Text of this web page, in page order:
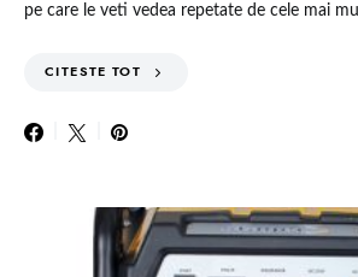
pe care le veti vedea repetate de cele mai
CITESTE TOT